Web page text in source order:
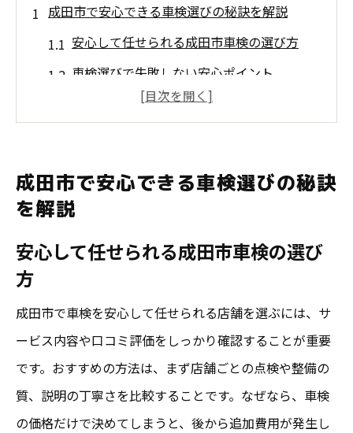
成田市で安心できる車検選びの秘訣を解説
安心して任せられる成田市車検の選び方
車検選びで失敗しない安心ポイント
口コミが高評価な成田市の車検
口コミから探る成田市おすすめ車検ポイント
ク
安心できる車検店を口コミで把握するには
成田市でおすすめされる車検
実際の口コミから見た安心車検
満足度が高い車検はどこか安心視点で考察
成田市で安心できる車検選びの秘訣
を解説
安心して任せられる成田市車検の選び
方
成田市で車検を安心して任せられる店舗を選ぶには、サ
ービス内容や口コミ評価をしっかり確認することが重要
です。おすすめの方法は、まず店舗ごとの点検や整備の
質、説明の丁寧さを比較することです。なぜなら、車検
の価格だけで決めてしまうと、後から追加費用が発生し